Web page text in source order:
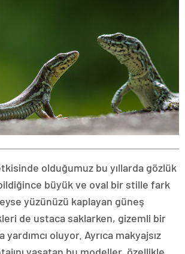
olduğumuz bu yıllarda gözlük
büyük ve oval bir stille fark
yüzünüzü kaplayan güneş
de ustaca saklarken, gizemli bir
yardımcı oluyor. Ayrıca makyajsız